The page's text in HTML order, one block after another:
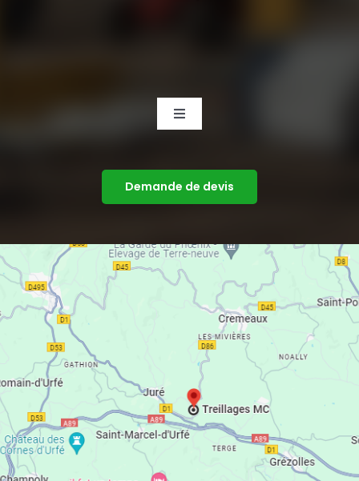
Navigation
Clôtures ganivelles/treillages/barrières
Ossatures bois
Levage
Couverture
Charpente
Bardage
Demande de devis